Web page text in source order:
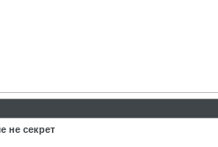
не секрет